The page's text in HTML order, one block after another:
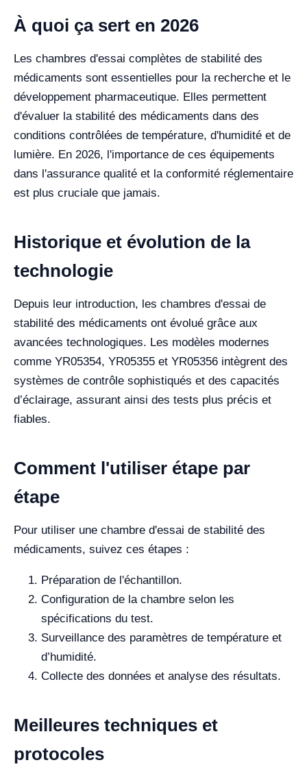
À quoi ça sert en 2026
Les chambres d'essai complètes de stabilité des
médicaments sont essentielles pour la recherche et le
développement pharmaceutique. Elles permettent
d'évaluer la stabilité des médicaments dans des
conditions contrôlées de température, d'humidité et de
lumière. En 2026, l'importance de ces équipements
dans l'assurance qualité et la conformité réglementaire
est plus cruciale que jamais.
Historique et évolution de la
technologie
Depuis leur introduction, les chambres d'essai de
stabilité des médicaments ont évolué grâce aux
avancées technologiques. Les modèles modernes
comme YR05354, YR05355 et YR05356 intègrent des
systèmes de contrôle sophistiqués et des capacités
d’éclairage, assurant ainsi des tests plus précis et
fiables.
Comment l'utiliser étape par
étape
Pour utiliser une chambre d'essai de stabilité des
médicaments, suivez ces étapes :
Préparation de l'échantillon.
Configuration de la chambre selon les
spécifications du test.
Surveillance des paramètres de température et
d’humidité.
Collecte des données et analyse des résultats.
Meilleures techniques et
protocoles